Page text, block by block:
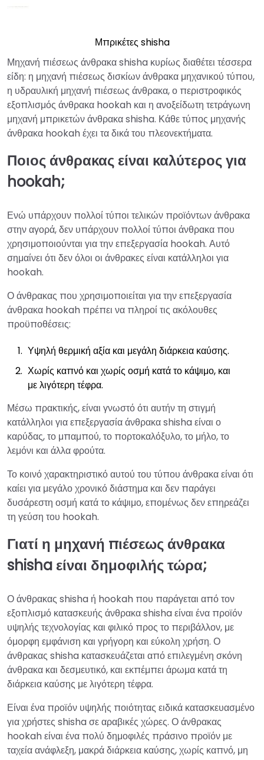
Μπρικέτες shisha
Μηχανή πιέσεως άνθρακα shisha κυρίως διαθέτει τέσσερα
είδη: η μηχανή πιέσεως δισκίων άνθρακα μηχανικού τύπου,
η υδραυλική μηχανή πιέσεως άνθρακα, ο περιστροφικός
εξοπλισμός άνθρακα hookah και η ανοξείδωτη τετράγωνη
μηχανή μπρικετών άνθρακα shisha. Κάθε τύπος μηχανής
άνθρακα hookah έχει τα δικά του πλεονεκτήματα.
Ποιος άνθρακας είναι καλύτερος για
hookah;
Ενώ υπάρχουν πολλοί τύποι τελικών προϊόντων άνθρακα
στην αγορά, δεν υπάρχουν πολλοί τύποι άνθρακα που
χρησιμοποιούνται για την επεξεργασία hookah. Αυτό
σημαίνει ότι δεν όλοι οι άνθρακες είναι κατάλληλοι για
hookah.
Ο άνθρακας που χρησιμοποιείται για την επεξεργασία
άνθρακα hookah πρέπει να πληροί τις ακόλουθες
προϋποθέσεις:
Υψηλή θερμική αξία και μεγάλη διάρκεια καύσης.
Χωρίς καπνό και χωρίς οσμή κατά το κάψιμο, και
με λιγότερη τέφρα.
Μέσω πρακτικής, είναι γνωστό ότι αυτήν τη στιγμή
κατάλληλοι για επεξεργασία άνθρακα shisha είναι ο
καρύδας, το μπαμπού, το πορτοκαλόξυλο, το μήλο, το
λεμόνι και άλλα φρούτα.
Το κοινό χαρακτηριστικό αυτού του τύπου άνθρακα είναι ότι
καίει για μεγάλο χρονικό διάστημα και δεν παράγει
δυσάρεστη οσμή κατά το κάψιμο, επομένως δεν επηρεάζει
τη γεύση του hookah.
Γιατί η μηχανή πιέσεως άνθρακα
shisha είναι δημοφιλής τώρα;
Ο άνθρακας shisha ή hookah που παράγεται από τον
εξοπλισμό κατασκευής άνθρακα shisha είναι ένα προϊόν
υψηλής τεχνολογίας και φιλικό προς το περιβάλλον, με
όμορφη εμφάνιση και γρήγορη και εύκολη χρήση. Ο
άνθρακας shisha κατασκευάζεται από επιλεγμένη σκόνη
άνθρακα και δεσμευτικό, και εκπέμπει άρωμα κατά τη
διάρκεια καύσης με λιγότερη τέφρα.
Είναι ένα προϊόν υψηλής ποιότητας ειδικά κατασκευασμένο
για χρήστες shisha σε αραβικές χώρες. Ο άνθρακας
hookah είναι ένα πολύ δημοφιλές πράσινο προϊόν με
ταχεία ανάφλεξη, μακρά διάρκεια καύσης, χωρίς καπνό, μη